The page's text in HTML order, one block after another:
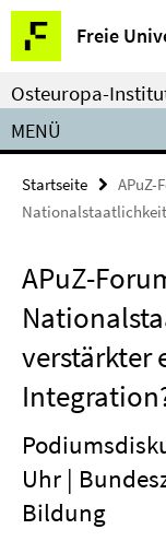
Springe
direkt
zu
Inhalt
Freie
Service-
Navigation
Osteuropa-
MENÜ
Startseite
APuZ-
APuZ-
verstärkter
Uhr |
Bildung